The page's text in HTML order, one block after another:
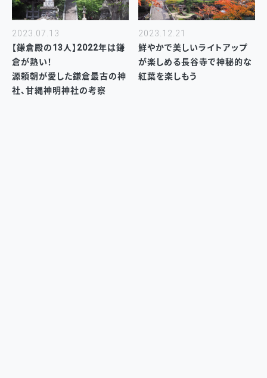
2023.07.13
【鎌倉殿の13人】2022年は鎌
倉が熱い！
源頼朝が愛した鎌倉最古の神
社、甘縄神明神社の考察
2023.12.21
鮮やかで美しいライトアップ
が楽しめる長谷寺で神秘的な
紅葉を楽しもう